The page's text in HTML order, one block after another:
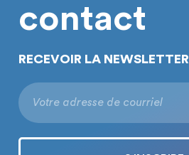
contact
RECEVOIR LA NEWSLETTER